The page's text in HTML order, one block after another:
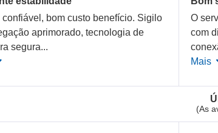
(As
confiável, bom custo benefício. Sigilo
aprimorado, tecnologia de
segura...
O
com
Mais